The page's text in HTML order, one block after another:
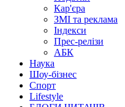
Кар'єра
ЗМІ та реклама
Індекси
Прес-релізи
АБК
Наука
Шоу-бізнес
Спорт
Lifestyle